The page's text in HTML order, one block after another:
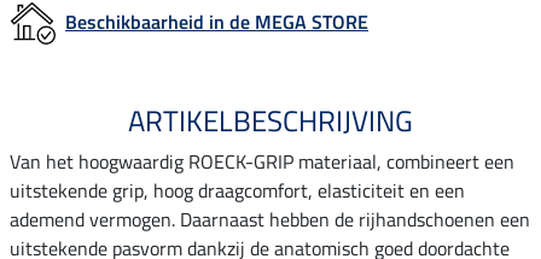
Beschikbaarheid in de MEGA STORE
ARTIKELBESCHRIJVING
Van het hoogwaardig ROECK-GRIP materiaal, combineert een
uitstekende grip, hoog draagcomfort, elasticiteit en een
ademend vermogen. Daarnaast hebben de rijhandschoenen een
uitstekende pasvorm dankzij de anatomisch goed doordachte